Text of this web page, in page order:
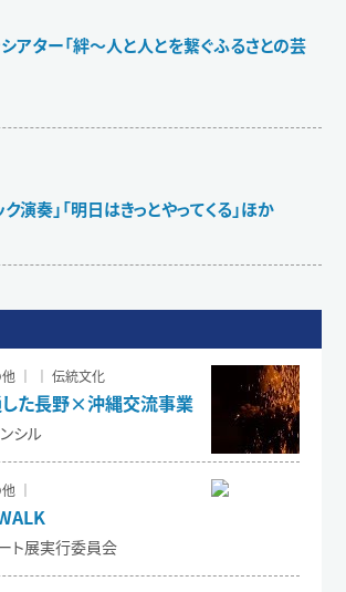
アター「絆～人と人とを繋ぐふるさとの芸
演奏」「明日はきっとやってくる」ほか
他 ｜ ｜ 伝統文化
た長野×沖縄交流事業
シル
｜
ト展実行委員会